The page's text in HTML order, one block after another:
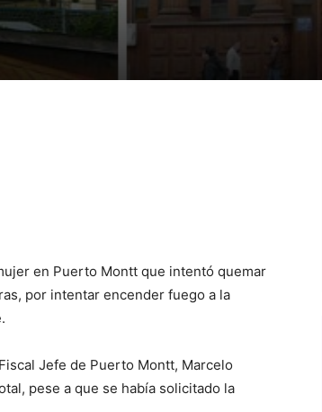
en Puerto Montt que intentó quemar
por intentar encender fuego a la
Jefe de Puerto Montt, Marcelo
pese a que se había solicitado la